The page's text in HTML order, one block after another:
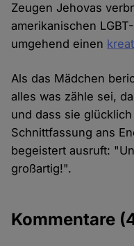
Zeugen Jehovas
amerikanischen
umgehend einen
Als das Mädchen
alles was zähle sei,
und dass sie
Schnittfassung ans
begeistert ausruft:
großartig!".
Kommentare